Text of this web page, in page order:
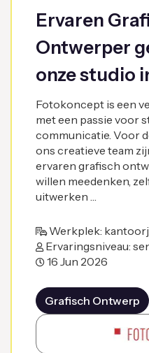
Ervaren
Ontwerper
onze studio
Fotokoncept is een
met een passie voor
communicatie. Voor
ons creatieve team
ervaren grafisch
willen meedenken,
uitwerken …
Werkplek:
Ervaringsniveau:
16 Jun 2026
Grafisch Ontwerp